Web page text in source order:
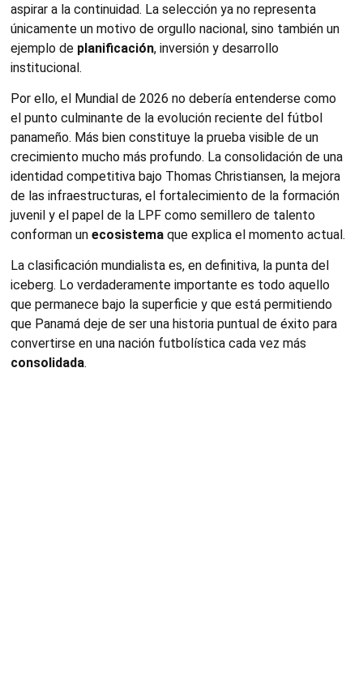
aspirar a la continuidad. La selección ya no representa
únicamente un motivo de orgullo nacional, sino también un
ejemplo de planificación, inversión y desarrollo
institucional.
Por ello, el Mundial de 2026 no debería entenderse como
el punto culminante de la evolución reciente del fútbol
panameño. Más bien constituye la prueba visible de un
crecimiento mucho más profundo. La consolidación de una
identidad competitiva bajo Thomas Christiansen, la mejora
de las infraestructuras, el fortalecimiento de la formación
juvenil y el papel de la LPF como semillero de talento
conforman un ecosistema que explica el momento actual.
La clasificación mundialista es, en definitiva, la punta del
iceberg. Lo verdaderamente importante es todo aquello
que permanece bajo la superficie y que está permitiendo
que Panamá deje de ser una historia puntual de éxito para
convertirse en una nación futbolística cada vez más
consolidada.